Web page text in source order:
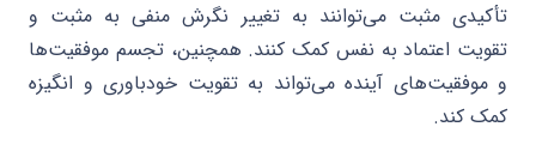
تأکیدی مثبت می‌توانند به تغییر نگرش منفی به مثبت و
تقویت اعتماد به نفس کمک کنند. همچنین، تجسم موفقیت‌ها
و موفقیت‌های آینده می‌تواند به تقویت خودباوری و انگیزه
کمک کند.